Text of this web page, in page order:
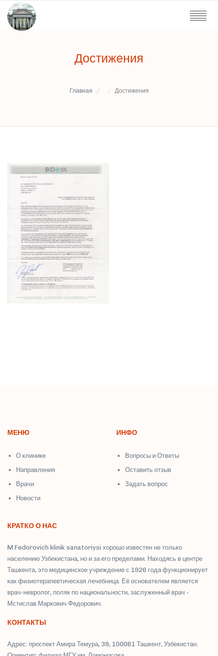
Достижения
Главная Достижения
МЕНЮ
О клинике
Направления
Врачи
Новости
ИНФО
Вопросы и Ответы
Оставить отзыв
Задать вопрос
КРАТКО О НАС
M.Fedorovich klinik sanatoriysi хорошо известен не только
населению Узбекистана, но и за его пределами. Находясь в центре
Ташкента, это медицинское учреждение с 1926 года функционирует
как физиотерапевтическая лечебница. Её основателем является
врач-невролог, поляк по национальности, заслуженный врач -
Мстислав Маркович Федорович.
КОНТАКТЫ
Адрес: проспект Амира Темура, 39, 100061 Ташкент, Узбекистан.